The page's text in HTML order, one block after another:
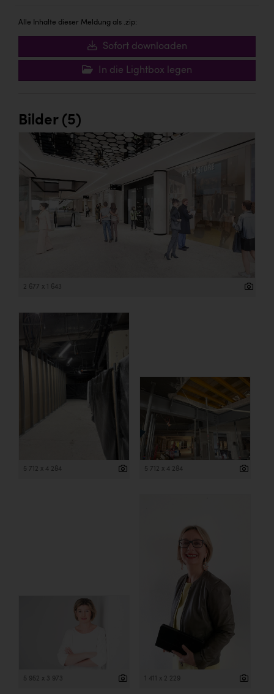
Dopgas
Alle Inhalte dieser Meldung als .zip:
Sofort downloaden
In die Lightbox legen
Bilder (5)
2 677 x 1 643
5 712 x 4 284 5 712 x 4 284
5 952 x 3 973 1 411 x 2 229